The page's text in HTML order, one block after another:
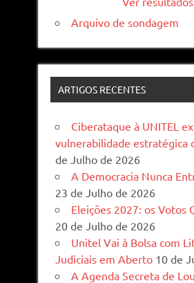
Arquivo de sondagem
ARTIGOS RECENTES
Ciberataque à UNITEL
vulnerabilidade estratégica
de Julho de 2026
A Democracia Nunca
23 de Julho de 2026
Eleições 2027: os Votos
20 de Julho de 2026
Unitel Vai à Bolsa com
Judiciais em Aberto 10 de
A Agenda Secreta de